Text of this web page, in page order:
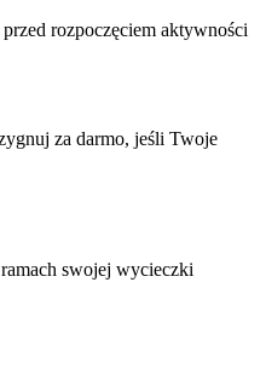
rozpoczęciem aktywności
za darmo, jeśli Twoje
swojej wycieczki